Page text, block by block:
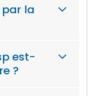
la
est-
?